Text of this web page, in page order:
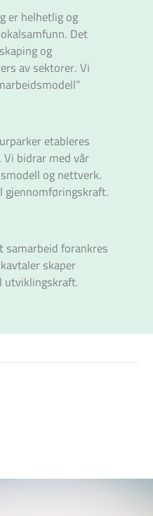
er helhetlig og
Det
og
av sektorer. Vi
etableres
bidrar med vår
og nettverk.
samarbeid forankres
skaper
utviklingskraft.